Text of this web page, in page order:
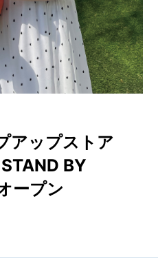
アップストア
STAND BY
ープン